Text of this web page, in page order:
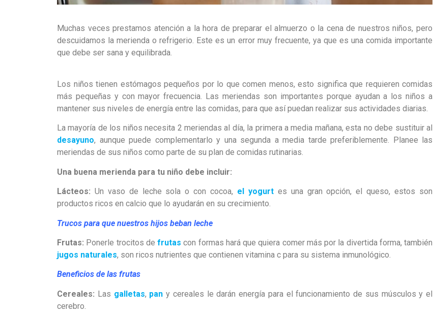
Muchas veces prestamos atención a la hora de preparar el almuerzo o la cena de nuestros niños, pero
descuidamos la merienda o refrigerio. Este es un error muy frecuente, ya que es una comida importante
que debe ser sana y equilibrada.
Los niños tienen estómagos pequeños por lo que comen menos, esto significa que requieren comidas
más pequeñas y con mayor frecuencia. Las meriendas son importantes porque ayudan a los niños a
mantener sus niveles de energía entre las comidas, para que así puedan realizar sus actividades diarias.
La mayoría de los niños necesita 2 meriendas al día, la primera a media mañana, esta no debe sustituir al
desayuno, aunque puede complementarlo y una segunda a media tarde preferiblemente. Planee las
meriendas de sus niños como parte de su plan de comidas rutinarias.
Una buena merienda para tu niño debe incluir:
Lácteos: Un vaso de leche sola o con cocoa, el yogurt es una gran opción, el queso, estos son
productos ricos en calcio que lo ayudarán en su crecimiento.
Trucos para que nuestros hijos beban leche
Frutas: Ponerle trocitos de frutas con formas hará que quiera comer más por la divertida forma, también
jugos naturales, son ricos nutrientes que contienen vitamina c para su sistema inmunológico.
Beneficios de las frutas
Cereales: Las galletas, pan y cereales le darán energía para el funcionamiento de sus músculos y el
cerebro.